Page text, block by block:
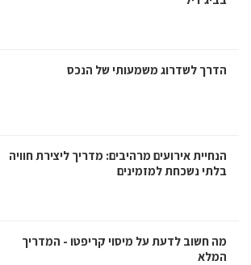
הדרך לשדרוג משמעותי של הנכס
הנחיית אירועים מרהיבים: מדריך ליצירת חוויה
בלתי נשכחת למזמינים
מה חשוב לדעת על מיסוי קריפטו - המדריך
המלא